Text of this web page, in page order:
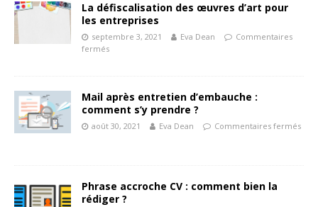
La défiscalisation des œuvres d’art pour
les entreprises
septembre 3, 2021 Eva Dean
Commentaires
fermés
Mail après entretien d’embauche :
comment s’y prendre ?
août 30, 2021 Eva Dean Commentaires fermés
Phrase accroche CV : comment bien la
rédiger ?